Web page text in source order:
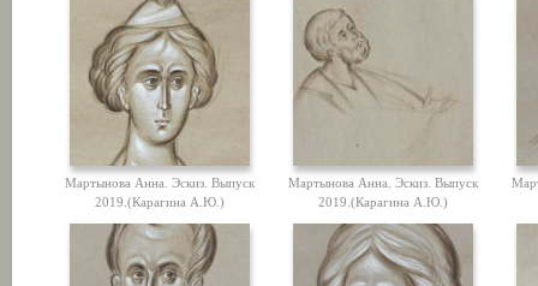
Мартынова Анна. Эскиз. Выпуск
2019.(Карагина А.Ю.)
Мартынова Анна. Эскиз. Выпуск
2019.(Карагина А.Ю.)